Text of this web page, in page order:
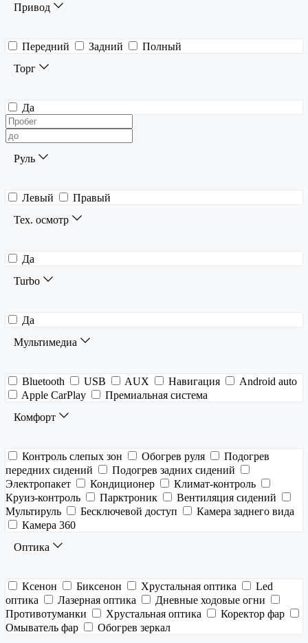
Привод
Передний Задний
Полный
Торг
Да
Руль
Левый
Правый
Тех. осмотр
Да
Turbo
Да
Мультимедиа
Bluetooth USB AUX Навигация
Android auto
Apple CarPlay
Премиальная система
Комфорт
Контроль слепых зон Обогрев руля
Подогрев
передних сидений
Подогрев задних сидений
Электропакет
Кондиционер
Климат-контроль
Круиз-контроль
Парктроник
Вентиляция сидений
Мультируль
Бесключевой доступ
Камера заднего вида
Камера 360
Оптика
Ксенон Биксенон Хрустальная оптика
Led
оптика
Лазерная оптика
Дневные ходовые огни
Противотуманки
Хрустальная оптика
Коректор фар
Омыватель фар
Обогрев зеркал